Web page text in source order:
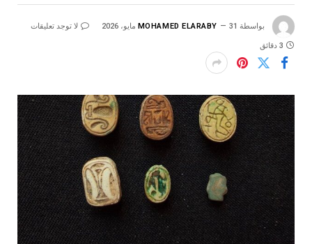
بواسطة MOHAMED ELARABY 31 مايو، 2026 لا توجد تعليقات
3 دقائق